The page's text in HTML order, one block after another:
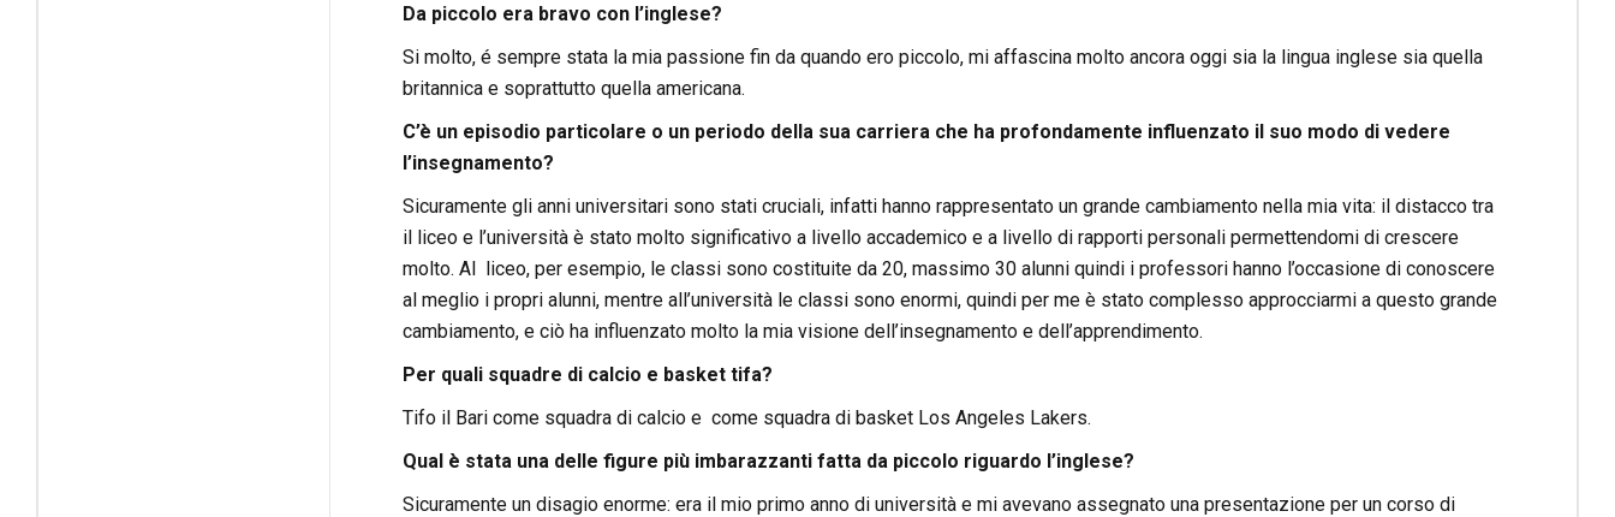
Da piccolo era bravo con l’inglese?
Si molto, é sempre stata la mia passione fin da quando ero piccolo, mi affascina molto ancora oggi sia la lingua inglese sia quella
britannica e soprattutto quella americana.
C’è un episodio particolare o un periodo della sua carriera che ha profondamente influenzato il suo modo di vedere
l’insegnamento?
Sicuramente gli anni universitari sono stati cruciali, infatti hanno rappresentato un grande cambiamento nella mia vita: il distacco tra
il liceo e l’università è stato molto significativo a livello accademico e a livello di rapporti personali permettendomi di crescere
molto. Al liceo, per esempio, le classi sono costituite da 20, massimo 30 alunni quindi i professori hanno l’occasione di conoscere
al meglio i propri alunni, mentre all’università le classi sono enormi, quindi per me è stato complesso approcciarmi a questo grande
cambiamento, e ciò ha influenzato molto la mia visione dell’insegnamento e dell’apprendimento.
Per quali squadre di calcio e basket tifa?
Tifo il Bari come squadra di calcio e come squadra di basket Los Angeles Lakers.
Qual è stata una delle figure più imbarazzanti fatta da piccolo riguardo l’inglese?
Sicuramente un disagio enorme: era il mio primo anno di università e mi avevano assegnato una presentazione per un corso di